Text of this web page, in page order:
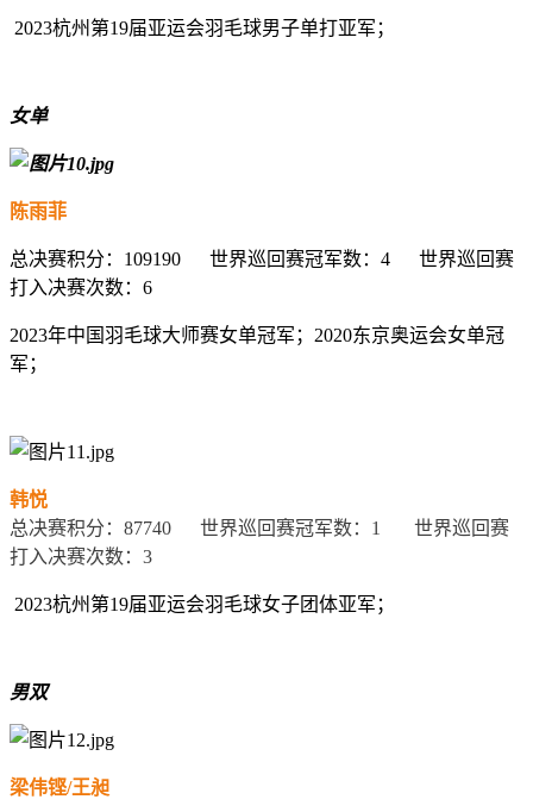
2023杭州第19届亚运会羽毛球男子单打亚军；
女单
陈雨菲
总决赛积分： 109190 世界巡回赛冠军数： 4 世界巡回赛
打入决赛次数： 6
2023年中国羽毛球大师赛女单冠军； 2020东京奥运会女单冠
军；
韩悦
总决赛积分： 87740 世界巡回赛冠军数： 1 世界巡回赛
打入决赛次数： 3
2023杭州第19届亚运会羽毛球女子团体亚军；
男双
梁伟铿/王昶